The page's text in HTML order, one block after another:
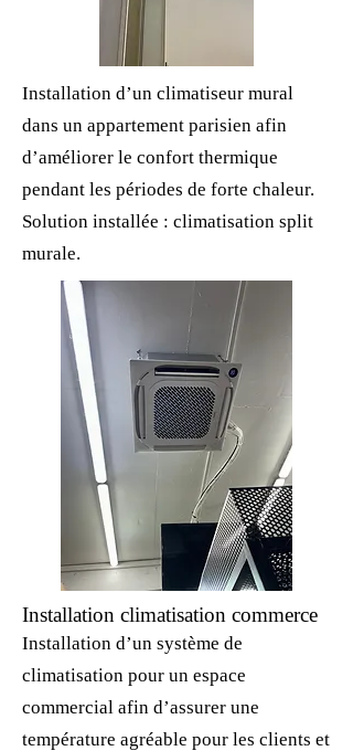
Installation d’un climatiseur mural
dans un appartement parisien afin
d’améliorer le confort thermique
pendant les périodes de forte chaleur.
Solution installée : climatisation split
murale.
Installation climatisation commerce
Installation d’un système de
climatisation pour un espace
commercial afin d’assurer une
température agréable pour les clients et